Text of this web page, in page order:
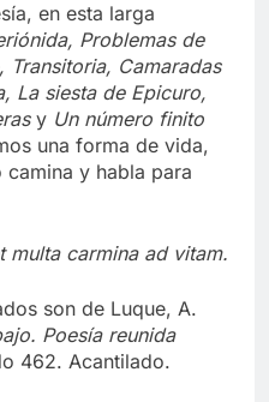
en esta larga
Problemas de
Camaradas
La siesta de Epicuro,
y Un número finito
una forma de vida,
y habla para
multa carmina ad vitam.
son de Luque, A.
Poesía reunida
462. Acantilado.